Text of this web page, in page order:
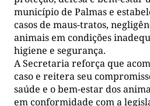
município de Palmas e
casos de maus-tratos,
animais em condições
higiene e segurança.
A Secretaria reforça que
caso e reitera seu
saúde e o bem-estar dos
em conformidade com a